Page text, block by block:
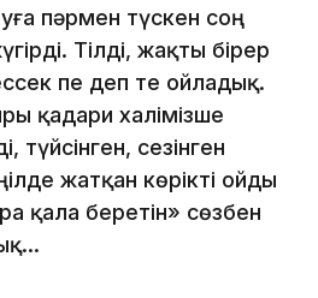
пәрмен түскен соң
Тілді, жақты бірер
пе деп те ойладық.
қадари халімізше
түйсінген, сезінген
жатқан көрікті ойды
қала беретін» сөзбен